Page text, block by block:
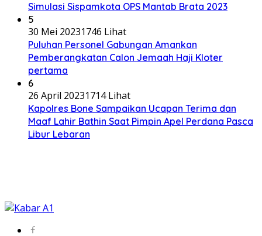
Simulasi Sispamkota OPS Mantab Brata 2023
5
30 Mei 20231746 Lihat
Puluhan Personel Gabungan Amankan
Pemberangkatan Calon Jemaah Haji Kloter
pertama
6
26 April 20231714 Lihat
Kapolres Bone Sampaikan Ucapan Terima dan
Maaf Lahir Bathin Saat Pimpin Apel Perdana Pasca
Libur Lebaran